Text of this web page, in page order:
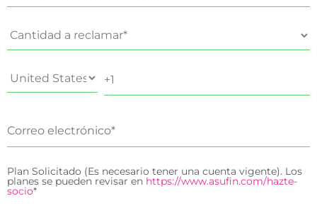
Plan Solicitado (Es necesario tener una cuenta vigente). Los
planes se pueden revisar en https://www.asufin.com/hazte-
socio*